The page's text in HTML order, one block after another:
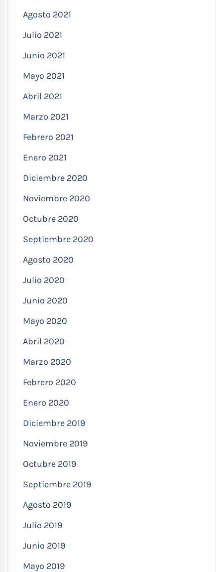
Agosto 2021
Julio 2021
Junio 2021
Mayo 2021
Abril 2021
Marzo 2021
Febrero 2021
Enero 2021
Diciembre 2020
Noviembre 2020
Octubre 2020
Septiembre 2020
Agosto 2020
Julio 2020
Junio 2020
Mayo 2020
Abril 2020
Marzo 2020
Febrero 2020
Enero 2020
Diciembre 2019
Noviembre 2019
Octubre 2019
Septiembre 2019
Agosto 2019
Julio 2019
Junio 2019
Mayo 2019